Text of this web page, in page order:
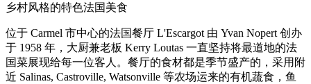
乡村风格的特色法国美食
位于 Carmel 市中心的法国餐厅 L'Escargot 由 Yvan Nopert 创办
于 1958 年，大厨兼老板 Kerry Loutas 一直坚持将最道地的法
国菜展现给每一位客人。餐厅的食材都是季节盛产的，采用附
近 Salinas, Castroville, Watsonville 等农场运来的有机蔬食，鱼